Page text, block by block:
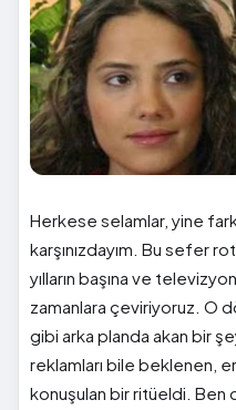
Herkese selamlar, yine
karşınızdayım. Bu sefer
yılların başına ve
zamanlara çeviriyoruz. O
gibi arka planda akan bir
reklamları bile beklenen,
konuşulan bir ritüeldi. Ben